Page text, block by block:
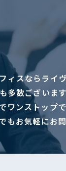
スならライヴ
数ございます
ワンストップ
お気軽にお